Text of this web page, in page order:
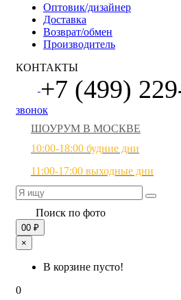
Оптовик/дизайнер
Доставка
Возврат/обмен
Производитель
КОНТАКТЫ
+7 (499)
звонок
ШОУРУМ В МОСКВЕ
10:00-18:00 будние дни
11:00-17:00 выходные дни
Поиск по фото
00 ₽
×
В корзине пусто!
0